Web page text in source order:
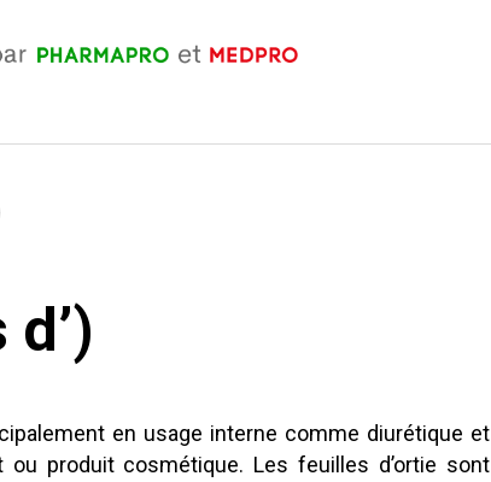
en usage interne comme diurétique et
produit cosmétique. Les feuilles d’ortie sont